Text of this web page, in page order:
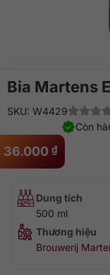
Bia Martens
36.000 ₫
SKU: W4429
Còn
Dung tích
500 ml
Thương hiệu
Brouwerij